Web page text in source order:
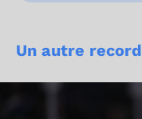
Un autre record